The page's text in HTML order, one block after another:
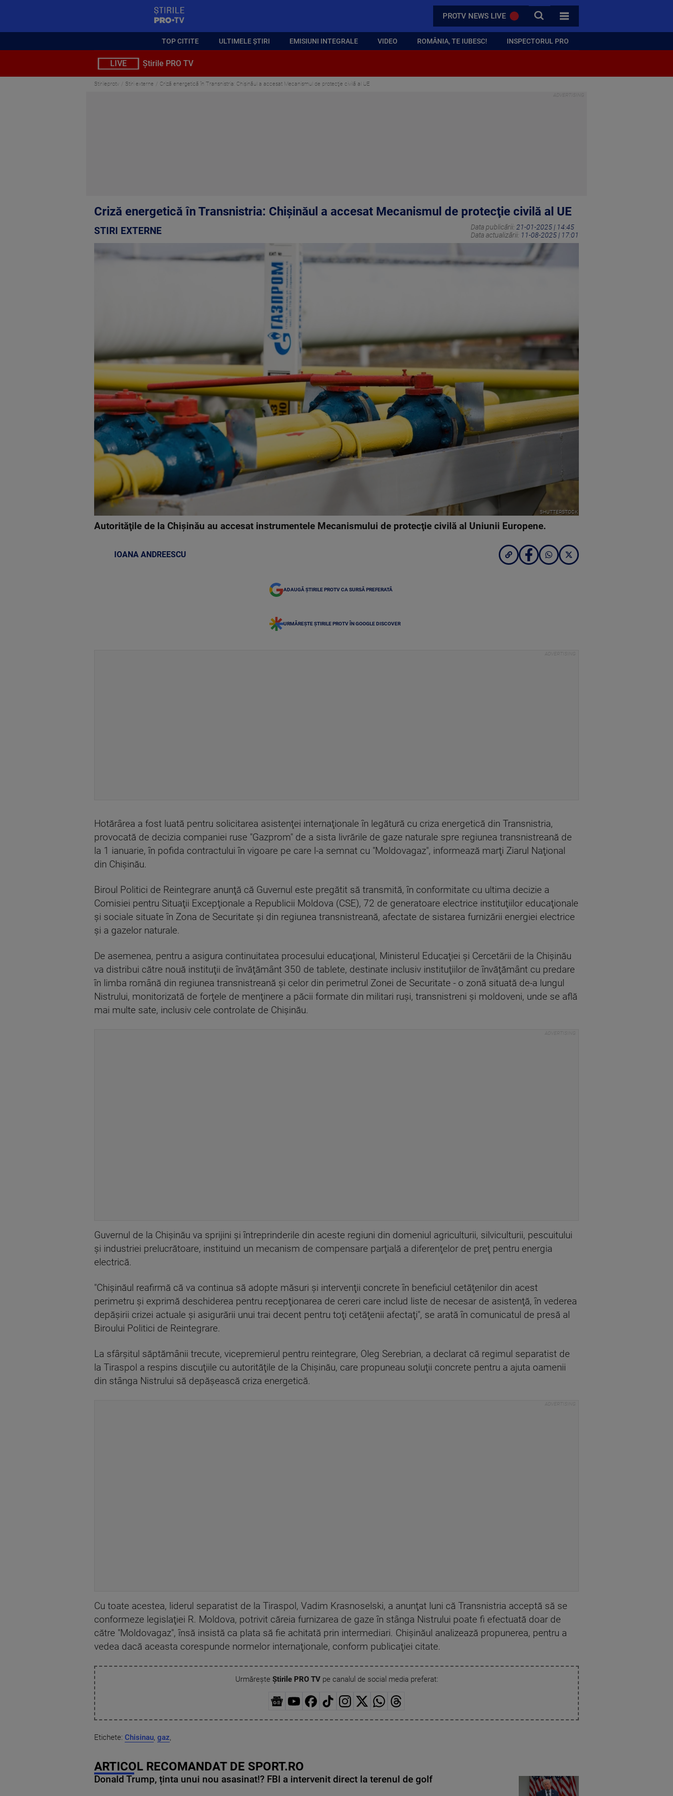
PROTV NEWS LIVE CAUTA
TOATE CATEGORIILE
TOP CITITE ULTIMELE ȘTIRI EMISIUNI INTEGRALE VIDEO ROMÂNIA, TE IUBESC! INSPECTORUL PRO
LIVE Știrile PRO TV
Stirileprotv Stiri externe Criză energetică în Transnistria: Chişinăul a accesat Mecanismul de protecţie civilă al UE
Criză energetică în Transnistria: Chişinăul a accesat Mecanismul de protecţie civilă al UE
STIRI EXTERNE Data publicării: 21-01-2025 | 14:45
Data actualizării: 11-08-2025 | 17:01
SHUTTERSTOCK
Autorităţile de la Chişinău au accesat instrumentele Mecanismului de protecţie civilă al Uniunii Europene.
IOANA ANDREESCU
ADAUGĂ ȘTIRILE PROTV CA SURSĂ PREFERATĂ
URMĂREȘTE ȘTIRILE PROTV ÎN GOOGLE DISCOVER
Hotărârea a fost luată pentru solicitarea asistenţei internaţionale în legătură cu criza energetică din Transnistria,
provocată de decizia companiei ruse "Gazprom" de a sista livrările de gaze naturale spre regiunea transnistreană de
la 1 ianuarie, în pofida contractului în vigoare pe care l-a semnat cu "Moldovagaz", informează marţi Ziarul Naţional
din Chişinău.
Biroul Politici de Reintegrare anunţă că Guvernul este pregătit să transmită, în conformitate cu ultima decizie a
Comisiei pentru Situaţii Excepţionale a Republicii Moldova (CSE), 72 de generatoare electrice instituţiilor educaţionale
şi sociale situate în Zona de Securitate şi din regiunea transnistreană, afectate de sistarea furnizării energiei electrice
şi a gazelor naturale.
De asemenea, pentru a asigura continuitatea procesului educaţional, Ministerul Educaţiei şi Cercetării de la Chişinău
va distribui către nouă instituţii de învăţământ 350 de tablete, destinate inclusiv instituţiilor de învăţământ cu predare
în limba română din regiunea transnistreană şi celor din perimetrul Zonei de Securitate - o zonă situată de-a lungul
Nistrului, monitorizată de forţele de menţinere a păcii formate din militari ruşi, transnistreni şi moldoveni, unde se află
mai multe sate, inclusiv cele controlate de Chişinău.
Guvernul de la Chişinău va sprijini şi întreprinderile din aceste regiuni din domeniul agriculturii, silviculturii, pescuitului
şi industriei prelucrătoare, instituind un mecanism de compensare parţială a diferenţelor de preţ pentru energia
electrică.
"Chişinăul reafirmă că va continua să adopte măsuri şi intervenţii concrete în beneficiul cetăţenilor din acest
perimetru şi exprimă deschiderea pentru recepţionarea de cereri care includ liste de necesar de asistenţă, în vederea
depăşirii crizei actuale şi asigurării unui trai decent pentru toţi cetăţenii afectaţi", se arată în comunicatul de presă al
Biroului Politici de Reintegrare.
La sfârşitul săptămânii trecute, vicepremierul pentru reintegrare, Oleg Serebrian, a declarat că regimul separatist de
la Tiraspol a respins discuţiile cu autorităţile de la Chişinău, care propuneau soluţii concrete pentru a ajuta oamenii
din stânga Nistrului să depăşească criza energetică.
Cu toate acestea, liderul separatist de la Tiraspol, Vadim Krasnoselski, a anunţat luni că Transnistria acceptă să se
conformeze legislaţiei R. Moldova, potrivit căreia furnizarea de gaze în stânga Nistrului poate fi efectuată doar de
către "Moldovagaz", însă insistă ca plata să fie achitată prin intermediari. Chişinăul analizează propunerea, pentru a
vedea dacă aceasta corespunde normelor internaţionale, conform publicaţiei citate.
Urmărește Știrile PRO TVpe canalul de social media preferat:
Etichete: Chisinau, gaz,
ARTICOL RECOMANDAT DE SPORT.RO
Donald Trump, ținta unui nou asasinat!? FBI a intervenit direct la terenul de golf